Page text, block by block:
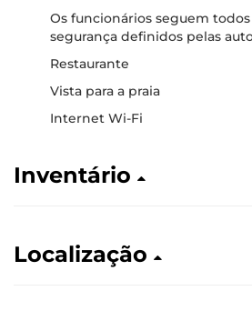
Os funcionários seguem
segurança definidos pelas
Restaurante
Vista para a praia
Internet Wi-Fi
Inventário
Localização